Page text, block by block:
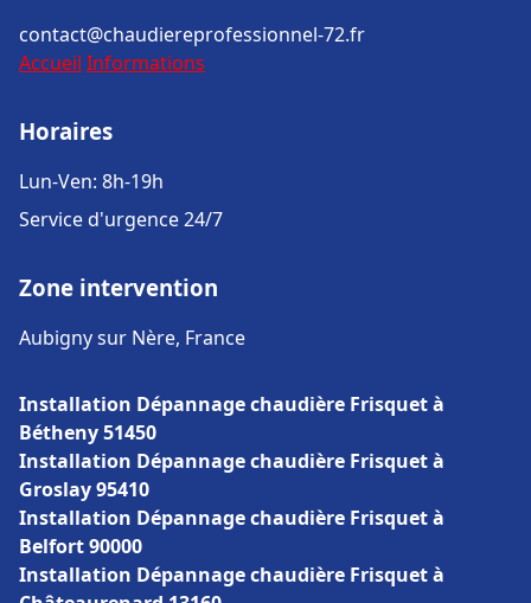
contact@chaudiereprofessionnel-72.fr
Accueil Informations
Horaires
Lun-Ven: 8h-19h
Service d'urgence 24/7
Zone intervention
Aubigny sur Nère, France
Installation Dépannage chaudière Frisquet à
Bétheny 51450
Installation Dépannage chaudière Frisquet à
Groslay 95410
Installation Dépannage chaudière Frisquet à
Belfort 90000
Installation Dépannage chaudière Frisquet à